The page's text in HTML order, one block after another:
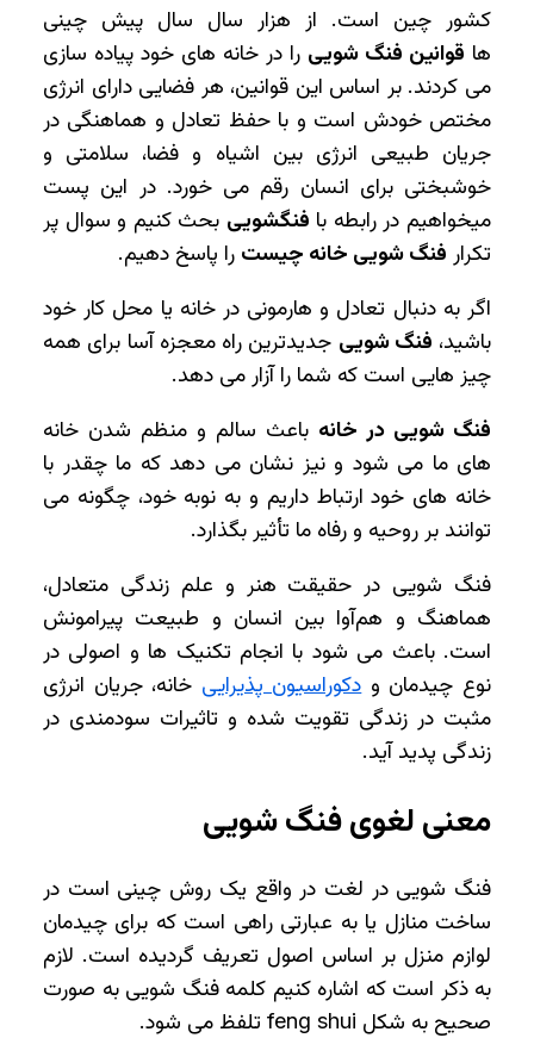
کشور چین است. از هزار سال سال پیش چینی‌
ها قوانین فنگ شویی را در خانه های خود پیاده سازی
می ‌کردند. بر اساس این قوانین، هر فضایی دارای انرژی
مختص خودش است و با حفظ تعادل و هماهنگی در
جریان طبیعی انرژی بین اشیاه و فضا، سلامتی و
خوشبختی برای انسان رقم می ‌خورد. در این پست
میخواهیم در رابطه با فنگشویی بحث کنیم و سوال پر
تکرار فنگ شویی خانه چیست را پاسخ دهیم.
اگر به دنبال تعادل و هارمونی در خانه یا محل کار خود
باشید، فنگ شویی جدیدترین راه معجزه آسا برای همه
چیز هایی است که شما را آزار می دهد.
فنگ شویی در خانه باعث سالم و منظم شدن خانه
های ما می شود و نیز نشان می دهد که ما چقدر با
خانه های خود ارتباط داریم و به نوبه خود، چگونه می
توانند بر روحیه و رفاه ما تأثیر بگذارد.
فنگ شویی در حقیقت هنر و علم زندگی متعادل،
هماهنگ و هم‌آوا بین انسان و طبیعت پیرامونش
است. باعث می ‌شود با انجام تکنیک‌ ها و اصولی در
نوع چیدمان و دکوراسیون پذیرایی
خانه، جریان انرژی
مثبت در زندگی تقویت شده و تاثیرات سودمندی در
زندگی پدید آید.
معنی لغوی فنگ شویی
فنگ شویی در لغت در واقع یک روش چینی است در
ساخت منازل یا به عبارتی راهی است که برای چیدمان
لوازم منزل بر اساس اصول تعریف گردیده است. لازم
به ذکر است که اشاره کنیم کلمه فنگ شویی به صورت
صحیح به شکل feng shui تلفظ می شود.